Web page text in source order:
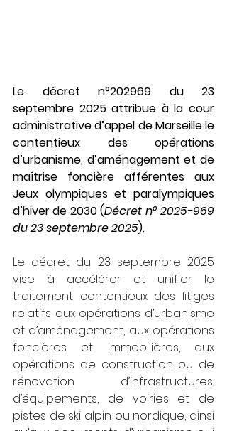
Le décret n°202969 du 23
septembre 2025 attribue à la cour
administrative d’appel de Marseille le
contentieux des opérations
d’urbanisme, d’aménagement et de
maîtrise foncière afférentes aux
Jeux olympiques et paralympiques
d’hiver de 2030 (Décret n° 2025-969
du 23 septembre 2025).
Le décret du 23 septembre 2025
vise à accélérer et unifier le
traitement contentieux des litiges
relatifs aux opérations d’urbanisme
et d’aménagement, aux opérations
foncières et immobilières, aux
opérations de construction ou de
rénovation d’infrastructures,
d’équipements, de voiries et de
pistes de ski alpin ou nordique, ainsi